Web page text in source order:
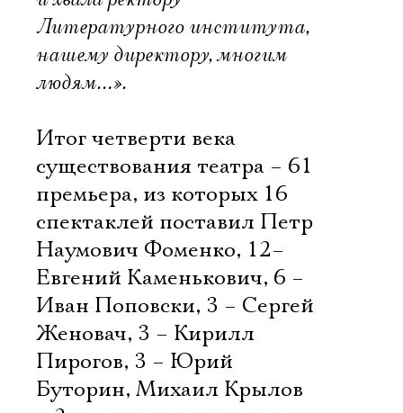
Литературного института,
нашему директору, многим
людям…».
Итог четверти века
существования театра – 61
премьера, из которых 16
спектаклей поставил Петр
Наумович Фоменко, 12–
Евгений Каменькович, 6 –
Иван Поповски, 3 – Сергей
Женовач, 3 – Кирилл
Пирогов, 3 – Юрий
Буторин, Михаил Крылов